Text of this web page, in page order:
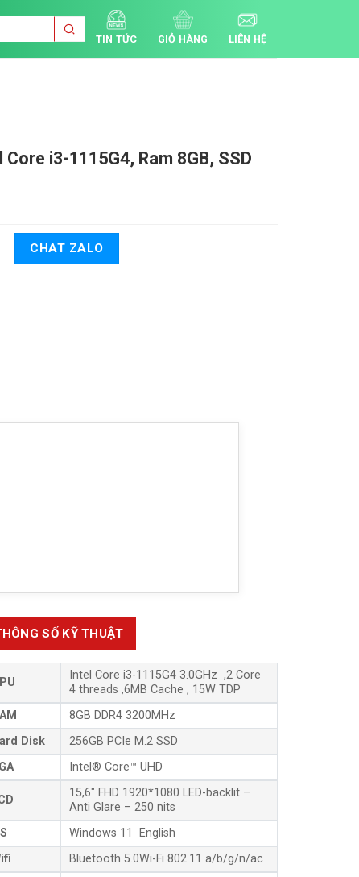
TIN TỨC GIỎ HÀNG LIÊN HỆ
Core i3-1115G4, Ram 8GB, SSD
CHAT ZALO
SỐ KỸ THUẬT
Intel Core i3-1115G4 3.0GHz ,2 Core
4 threads ,6MB Cache , 15W TDP
8GB DDR4 3200MHz
Disk
256GB PCIe M.2 SSD
Intel® Core™ UHD
15,6″ FHD 1920*1080 LED-backlit –
Anti Glare – 250 nits
Windows 11 English
Bluetooth 5.0Wi-Fi 802.11 a/b/g/n/ac